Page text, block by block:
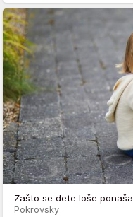
Zašto se dete loše ponaša
Pokrovsky